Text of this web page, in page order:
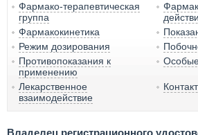
Фармако-терапевтическая
группа
Фармакокинетика
Режим дозирования
Противопоказания к
применению
Лекарственное
взаимодействие